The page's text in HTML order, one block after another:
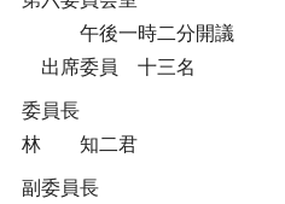
午後一時二分開議
出席委員 十三名
委員長
林 知二君
副委員長